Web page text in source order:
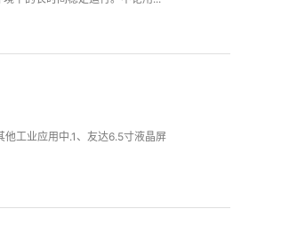
工业应用中.1、友达6.5寸液晶屏